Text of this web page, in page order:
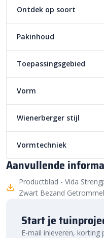
Ontdek op soort
Pakinhoud
Toepassingsgebied
Vorm
Wienerberger stijl
Vormtechniek
Aanvullende
Productblad - Vida
Zwart Bezand
Start je
E-mail inleveren, korting